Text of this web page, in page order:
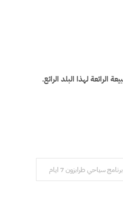
لهذا البلد الرائع.
برنامج سياحي طرابزون 7 ايام